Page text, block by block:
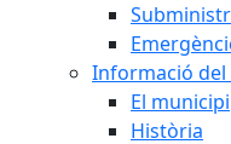
Informació
El municipi
Història